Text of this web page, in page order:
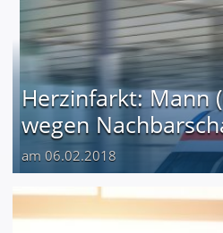
Herzinfarkt: Mann
wegen
am 06.02.2018